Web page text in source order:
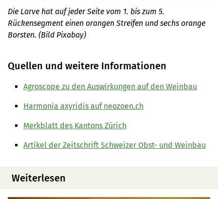
Die Larve hat auf jeder Seite vom 1. bis zum 5.
Rückensegment einen orangen Streifen und sechs orange
Borsten. (Bild Pixabay)
Quellen und weitere Informationen
Agroscope zu den Auswirkungen auf den Weinbau
Harmonia axyridis auf neozoen.ch
Merkblatt des Kantons Zürich
Artikel der Zeitschrift Schweizer Obst- und Weinbau
Weiterlesen